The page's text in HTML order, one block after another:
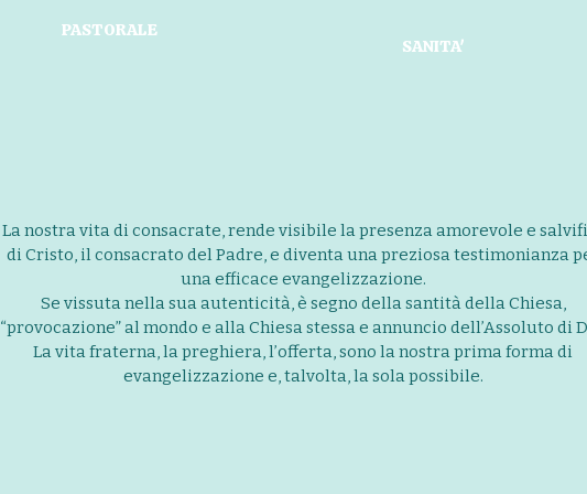
PASTORALE
SANITA'
La nostra vita di consacrate, rende visibile la presenza amorevole e
di Cristo, il consacrato del Padre, e diventa una preziosa testimonianza
una efficace evangelizzazione.
Se vissuta nella sua autenticità, è segno della santità della Chiesa,
“provocazione” al mondo e alla Chiesa stessa e annuncio dell’Assoluto di
La vita fraterna, la preghiera, l’offerta, sono la nostra prima forma di
evangelizzazione e, talvolta, la sola possibile.